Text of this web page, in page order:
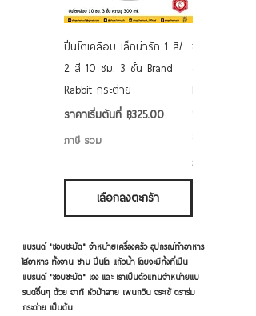
ปิ่นโตเคลือบ เล็กน่ารัก 1 สี/
2 สี 10 ซม. 3 ชั้น Brand
Rabbit กระต่าย
ราคาเริ่มต้นที่ ฿325.00
ราคาขายลด
ภาษี รวม
เลือกลงตะกร้า
ชามเคลือบ
ภาษี รวม
แบรนด์ "ชอบชะมัด" จำหน่ายเครื่องครัว อุปกรณ์ทำอาหาร
ใส่อาหาร ทั้งจาน ชาม ปิ่นโต แก้วน้ำ โดยจะมีทั้งที่เป็น
แบรนด์ "ชอบชะมัด" เอง และ เราเป็นตัวแทนจำหน่ายแบ
รนด์อื่นๆ ด้วย อาทิ หัวม้าลาย เพนกวิน จระเข้ ตราร่ม
กระต่าย เป็นต้น